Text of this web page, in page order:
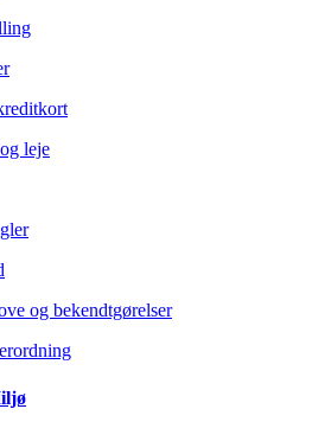
leje
og bekendtgørelser